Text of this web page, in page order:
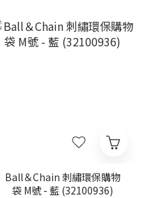
Ball＆Chain 刺繡環保購物
袋 M號 - 藍 (32100936)